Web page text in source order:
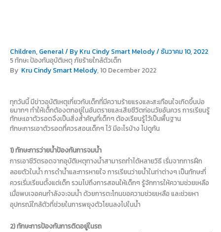
Children, General/ By Kru Cindy Smart Melody/ธันวาคม 10, 2022
5 ทักษะ ป้องกันอุบัติเหตุ ภัยร้ายใกล้ตัวเด็ก
By Kru Cindy Smart Melody, 10 December 2022
ทุกวันนี้ มีข่าวอุบัติเหตุเกี่ยวกับเด็กที่มีความร้ายแรงและสะเทือนใจเกิดขึ้นบ่อ
ยมากๆ ทำให้เด็กต้องตกอยู่ในอันตรายและเสียชีวิตก่อนวัยอันควร การเรียนรู้
ทักษะเอาตัวรอดจึงเป็นสิ่งสำคัญที่เด็กๆ ต้องเรียนรู้ไว้เป็นพื้นฐาน
ทักษะการเอาตัวรอดที่ควรสอนเด็กๆ ไว้ มีอะไรบ้าง ไปดูกัน
1) ทักษะการว่ายน้ำป้องกันการจมน้ำ
การเอาชีวิตรอดจากอุบัติเหตุทางน้ำสามารถทำได้หลายวิธี เริ่มจากการฝึก
ลอยตัวในน้ำ การดำน้ำและการหายใจ การเรียนว่ายน้ำในท่าต่างๆ เป็นทักษะที่
ควรเริ่มเรียนตั้งแต่เด็ก รวมไปถึงการสอนให้เด็กๆ รู้จักการให้ความช่วยเหลือ
เมื่อพบเจอคนกำลังจะจมน้ำ ด้วยการตะโกนขอความช่วยเหลือ และช่วยหา
อุปกรณ์ใกล้ตัวที่ช่วยในการพยุงตัวโยนลงไปในน้ำ
2) ทักษะการป้องกันการติดอยู่ในรถ